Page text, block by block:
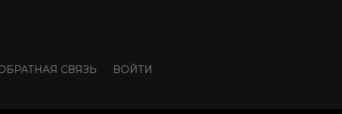
СВЯЗЬ ВОЙТИ